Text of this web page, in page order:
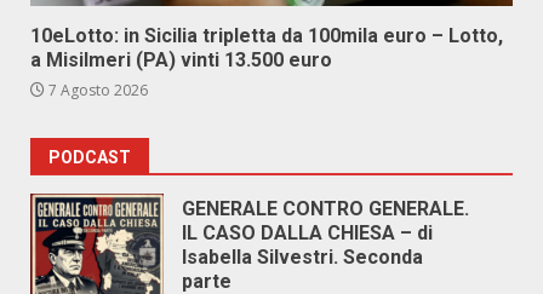
10eLotto: in Sicilia tripletta da 100mila euro – Lotto,
a Misilmeri (PA) vinti 13.500 euro
7 Agosto 2026
PODCAST
GENERALE CONTRO GENERALE.
IL CASO DALLA CHIESA – di
Isabella Silvestri. Seconda
parte